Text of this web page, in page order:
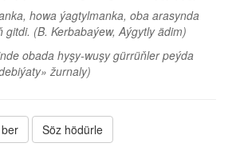
howa ýagtylmanka, oba arasynda
gitdi. (B. Kerbabaýew, Aýgytly ädim)
obada hyşy-wuşy gürrüňler peýda
žurnaly)
Söz hödürle